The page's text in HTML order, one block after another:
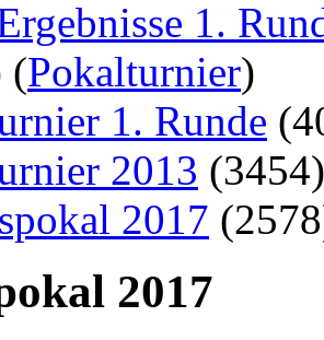
1.
(Pokalturnier)
1. Runde
2013
2017
2017